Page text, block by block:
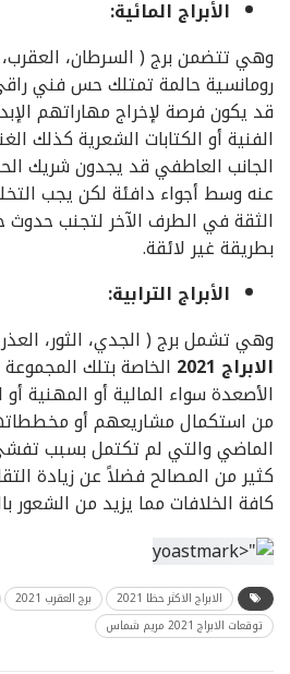
الأبراج المائية:
وهي تتضمن برج ( السرطان، العقرب،
رومانسية حالمة تمتلك حس فني
قد يكون فرصة لإخراج مهاراتهم
الفنية أو الكتابات الشعرية كذلك
الجانب العاطفي قد يجدون شريك
عنه وسط أجواء دافئة لكن يجب
الثقة في الطرف الآخر لتجنب حدوث
بطريقة غير لائقة.
الأبراج الترابية:
وهي تشمل برج ( الجدي، الثور،
الابراج 2021
الخاصة بتلك
الأصعدة سواء المالية أو المهنية
من استكمال مشاريعهم أو
الماضي والتي لم تكتمل بسبب
كثير من المصالح فضلاً عن زيادة
كافة الخلافات مما يزيد من الشعور
الابراج الاكثر حظا 2021 برج العقرب 2021
توقعات الابراج 2021 مريم شماس